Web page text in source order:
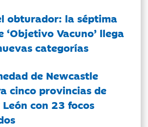
obturador: la séptima
‘Objetivo Vacuno’ llega
categorías
de Newcastle
cinco provincias de
con 23 focos